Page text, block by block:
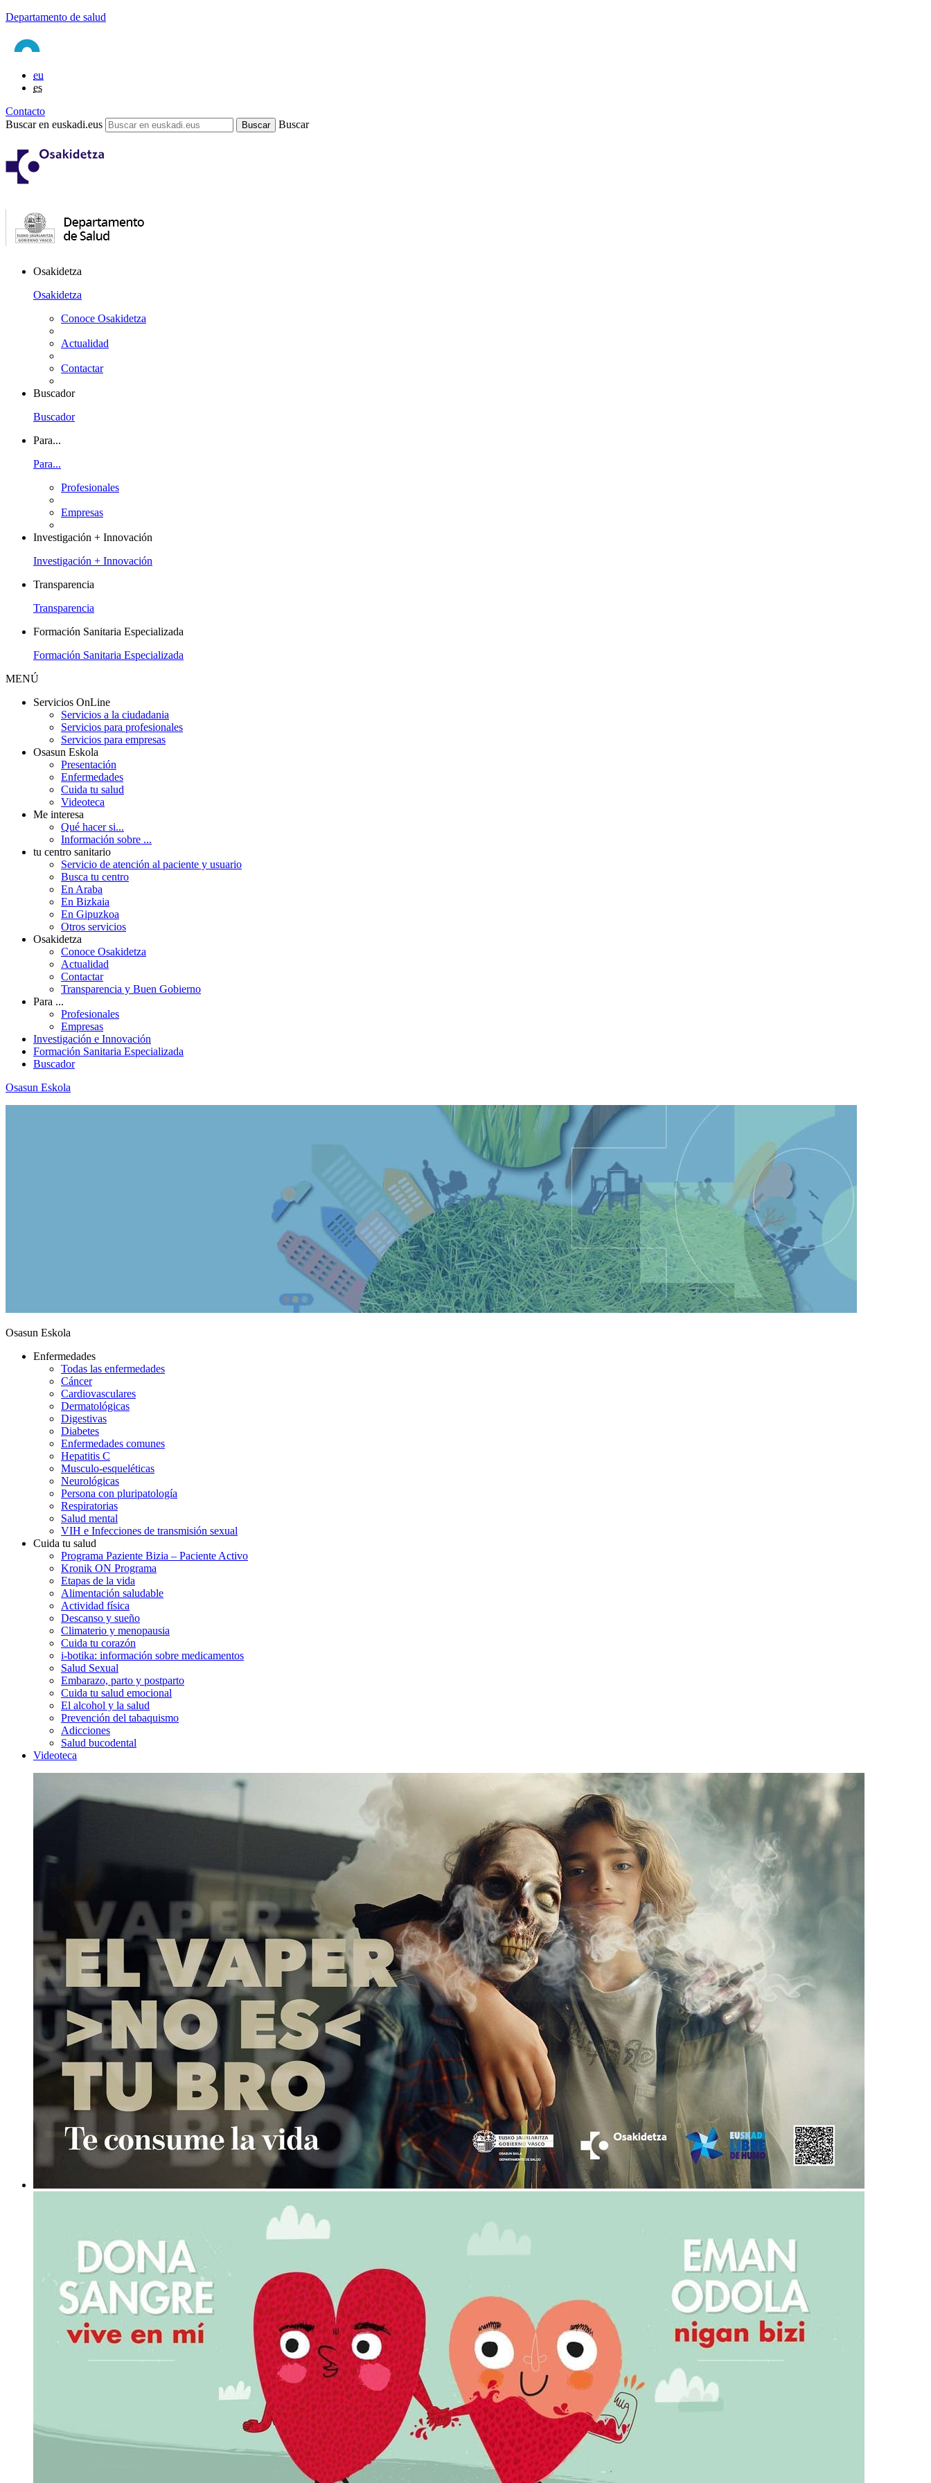
Departamento de salud
eu
es
Contacto
Buscar en euskadi.eus
Buscar
Osakidetza
Osakidetza
Conoce Osakidetza
Actualidad
Contactar
Buscador
Buscador
Para...
Para...
Profesionales
Empresas
Investigación + Innovación
Investigación + Innovación
Transparencia
Transparencia
Formación Sanitaria Especializada
Formación Sanitaria Especializada
MENÚ
Servicios OnLine
Servicios a la ciudadania
Servicios para profesionales
Servicios para empresas
Osasun Eskola
Presentación
Enfermedades
Cuida tu salud
Videoteca
Me interesa
Qué hacer si...
Información sobre ...
tu centro sanitario
Servicio de atención al paciente y usuario
Busca tu centro
En Araba
En Bizkaia
En Gipuzkoa
Otros servicios
Osakidetza
Conoce Osakidetza
Actualidad
Contactar
Transparencia y Buen Gobierno
Para ...
Profesionales
Empresas
Investigación e Innovación
Formación Sanitaria Especializada
Buscador
Osasun Eskola
Osasun Eskola
Enfermedades
Todas las enfermedades
Cáncer
Cardiovasculares
Dermatológicas
Digestivas
Diabetes
Enfermedades comunes
Hepatitis C
Musculo-esqueléticas
Neurológicas
Persona con pluripatología
Respiratorias
Salud mental
VIH e Infecciones de transmisión sexual
Cuida tu salud
Programa Paziente Bizia – Paciente Activo
Kronik ON Programa
Etapas de la vida
Alimentación saludable
Actividad física
Descanso y sueño
Climaterio y menopausia
Cuida tu corazón
i-botika: información sobre medicamentos
Salud Sexual
Embarazo, parto y postparto
Cuida tu salud emocional
El alcohol y la salud
Prevención del tabaquismo
Adicciones
Salud bucodental
Videoteca